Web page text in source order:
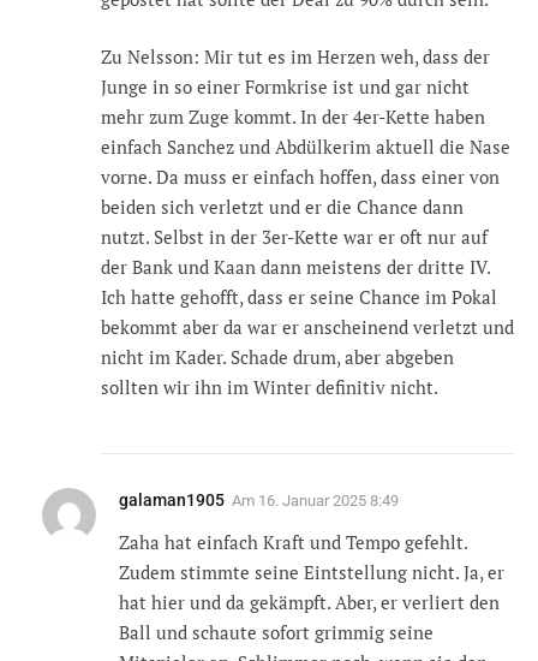
Zu Nelsson: Mir tut es im Herzen weh, dass der
Junge in so einer Formkrise ist und gar nicht
mehr zum Zuge kommt. In der 4er-Kette haben
einfach Sanchez und Abdülkerim aktuell die Nase
vorne. Da muss er einfach hoffen, dass einer von
beiden sich verletzt und er die Chance dann
nutzt. Selbst in der 3er-Kette war er oft nur auf
der Bank und Kaan dann meistens der dritte IV.
Ich hatte gehofft, dass er seine Chance im Pokal
bekommt aber da war er anscheinend verletzt und
nicht im Kader. Schade drum, aber abgeben
sollten wir ihn im Winter definitiv nicht.
galaman1905 Am 16. Januar 2025 8:49
Zaha hat einfach Kraft und Tempo gefehlt.
Zudem stimmte seine Eintstellung nicht. Ja, er
hat hier und da gekämpft. Aber, er verliert den
Ball und schaute sofort grimmig seine